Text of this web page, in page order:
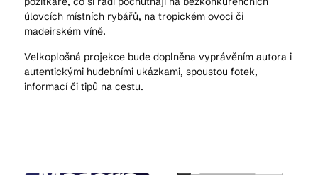
úlovcích místních rybářů, na tropickém ovoci či
madeirském víně.
Velkoplošná projekce bude doplněna vyprávěním autora i
autentickými hudebními ukázkami, spoustou fotek,
informací či tipů na cestu.